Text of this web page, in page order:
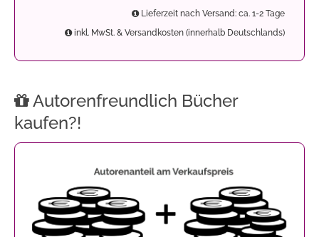
Lieferzeit nach Versand: ca. 1-2 Tage
inkl. MwSt. & Versandkosten (innerhalb Deutschlands)
Autorenfreundlich Bücher
kaufen?!